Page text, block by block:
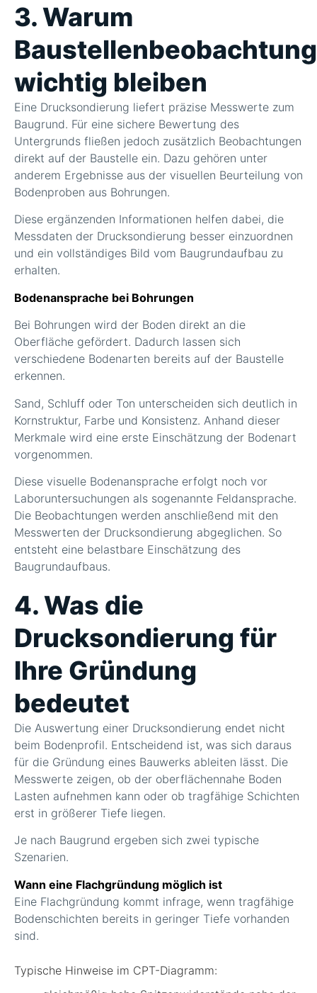
3. Warum
wichtig bleiben
Eine Drucksondierung liefert präzise Messwerte zum
Baugrund. Für eine sichere Bewertung des
Untergrunds fließen jedoch zusätzlich Beobachtungen
direkt auf der Baustelle ein. Dazu gehören unter
anderem Ergebnisse aus der visuellen Beurteilung von
Bodenproben aus Bohrungen.
Diese ergänzenden Informationen helfen dabei, die
Messdaten der Drucksondierung besser einzuordnen
und ein vollständiges Bild vom Baugrundaufbau zu
erhalten.
Bodenansprache bei Bohrungen
Bei Bohrungen wird der Boden direkt an die
Oberfläche gefördert. Dadurch lassen sich
verschiedene Bodenarten bereits auf der Baustelle
erkennen.
Sand, Schluff oder Ton unterscheiden sich deutlich in
Kornstruktur, Farbe und Konsistenz. Anhand dieser
Merkmale wird eine erste Einschätzung der Bodenart
vorgenommen.
Diese visuelle Bodenansprache erfolgt noch vor
Laboruntersuchungen als sogenannte Feldansprache.
Die Beobachtungen werden anschließend mit den
Messwerten der Drucksondierung abgeglichen. So
entsteht eine belastbare Einschätzung des
Baugrundaufbaus.
4. Was die
Drucksondierung für
Ihre Gründung
bedeutet
Die Auswertung einer Drucksondierung endet nicht
beim Bodenprofil. Entscheidend ist, was sich daraus
für die Gründung eines Bauwerks ableiten lässt. Die
Messwerte zeigen, ob der oberflächennahe Boden
Lasten aufnehmen kann oder ob tragfähige Schichten
erst in größerer Tiefe liegen.
Je nach Baugrund ergeben sich zwei typische
Szenarien.
Wann eine Flachgründung möglich ist
Eine Flachgründung kommt infrage, wenn tragfähige
Bodenschichten bereits in geringer Tiefe vorhanden
sind.
Typische Hinweise im CPT-Diagramm: